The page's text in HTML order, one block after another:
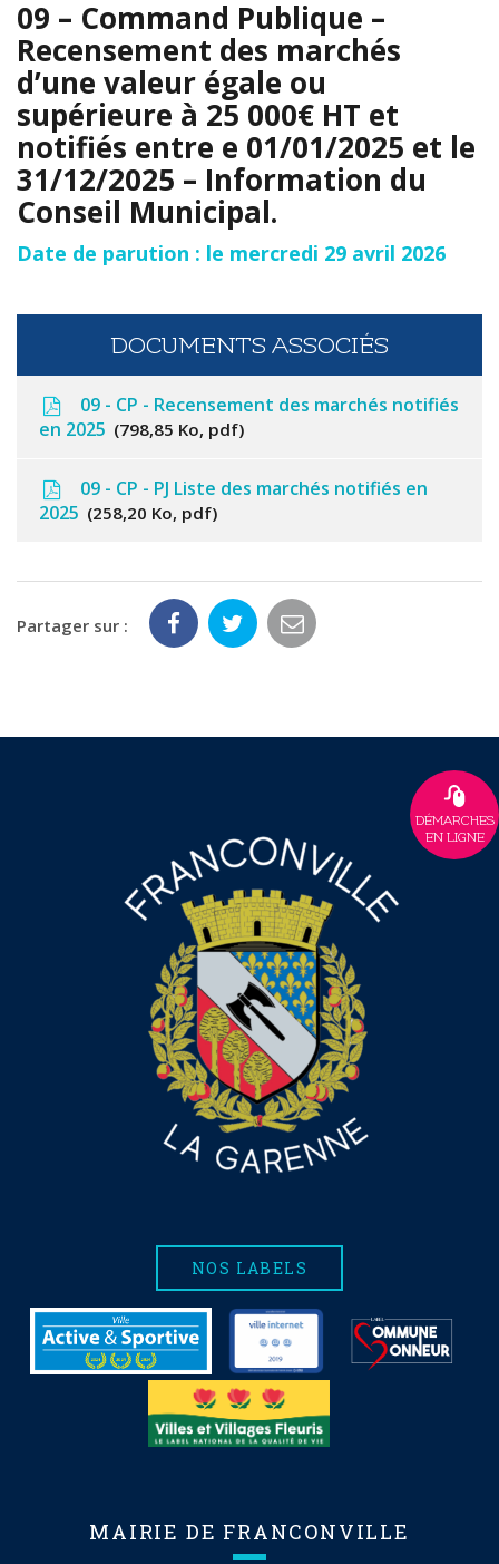
09 – Command Publique –
Recensement des marchés
d’une valeur égale ou
supérieure à 25 000€ HT et
notifiés entre e 01/01/2025 et le
31/12/2025 – Information du
Conseil Municipal.
Date de parution : le mercredi 29 avril 2026
DOCUMENTS ASSOCIÉS
09 - CP - Recensement des marchés notifiés
en 2025
798,85 Ko, pdf
09 - CP - PJ Liste des marchés notifiés en
2025
258,20 Ko, pdf
Partager sur :
NOS LABELS
MAIRIE DE FRANCONVILLE
DÉMARCHES
EN LIGNE